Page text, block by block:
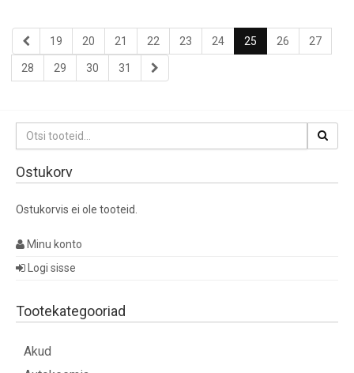
19 20 21 22 23 24 25 26 27
28 29 30 31
Otsi:
Ostukorv
Ostukorvis ei ole tooteid.
Minu konto
Logi sisse
Tootekategooriad
Akud